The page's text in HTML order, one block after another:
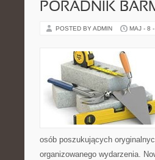
PORADNIK
POSTED BY ADMIN MAJ - 8
osób poszukujących
organizowanego wydarzenia.